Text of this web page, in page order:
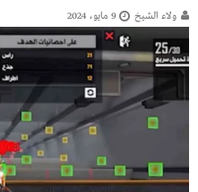
ولاء الشيخ 9 مايو، 2024